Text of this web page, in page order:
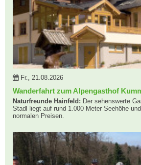
Fr., 21.08.2026
Wanderfahrt zum Alpengasthof
Naturfreunde Hainfeld: Der sehenswerte
Stadl liegt auf rund 1.000 Meter Seehöhe
normalen Preisen.